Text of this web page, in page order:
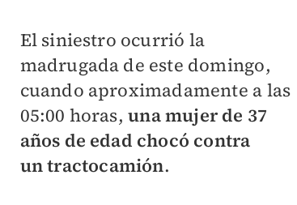
El siniestro ocurrió la
madrugada de este domingo,
cuando aproximadamente a las
05:00 horas,una mujer de 37
años de edad chocó contra
untractocamión.